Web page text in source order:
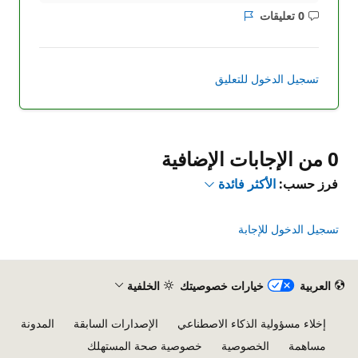
0 تعليقات ليست
التقرير
تسجيل الدخول للتعليق
0 من الإجابات الإضافية
فرز حسب: الأكثر فائدة
تسجيل الدخول للإجابة
العربية خيارات خصوصيتك الخلفية
إخلاء مسؤولية الذكاء الاصطناعي الإصدارات السابقة
المدونة
مساهمة
الخصوصية خصوصية صحة المستهلك